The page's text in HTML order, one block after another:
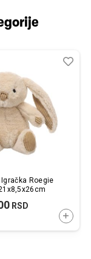
Roegie
RSD